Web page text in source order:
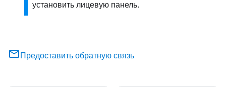
установить лицевую панель.
Предоставить обратную связь